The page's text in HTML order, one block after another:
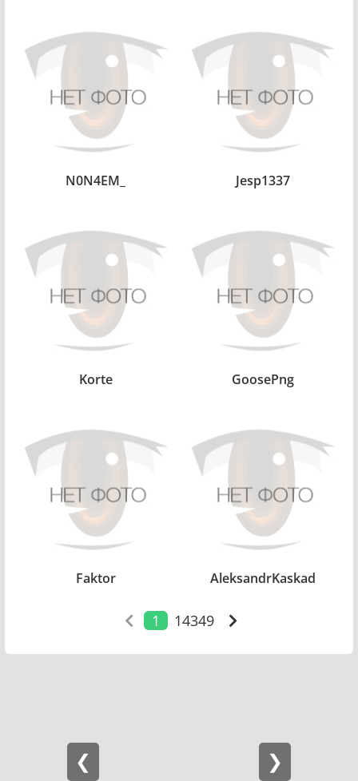
N0N4EM_ Jesp1337
Korte GoosePng
Faktor AleksandrKaskad
1 14349